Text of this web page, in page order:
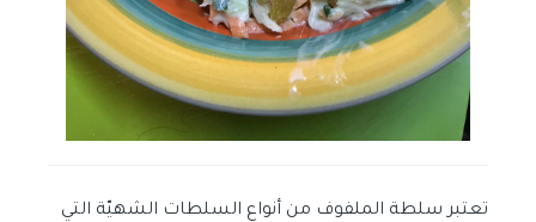
تعتبر سلطة الملفوف من أنواع السلطات الشهيّة التي